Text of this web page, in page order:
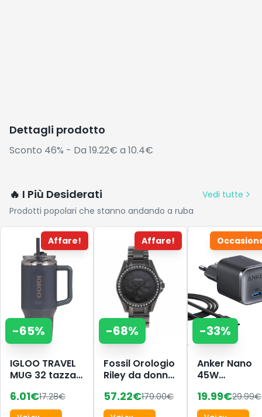
Dettagli prodotto
Sconto 46% - Da 19.22€ a 10.4€
🔥 I Più Desiderati
Vedi tutte
Prodotti popolari che stanno andando a ruba
Affare!
-65%
IGLOO TRAVEL
MUG 32 tazza
in acciaio inox
con cannuccia
6.01€17.28€
Affare!
-68%
Fossil Orologio
Riley da donna,
quarzo
multifunzione,
57.22€179.00€
-33%
Anker Nano
45W
USB-C
compatto e
19.99€29.99€